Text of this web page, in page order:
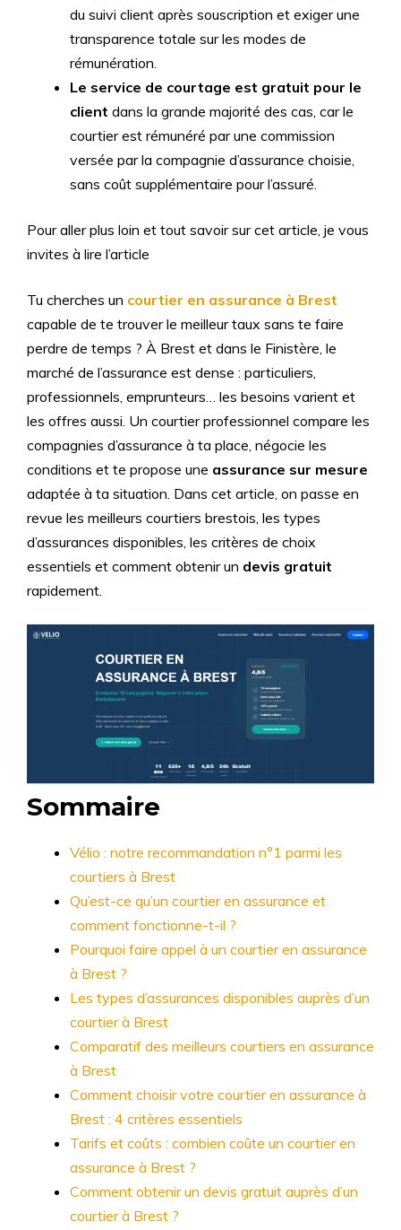
du suivi client après souscription et exiger une
transparence totale sur les modes de
rémunération.
Le service de courtage est gratuit pour le
client dans la grande majorité des cas, car le
courtier est rémunéré par une commission
versée par la compagnie d’assurance choisie,
sans coût supplémentaire pour l’assuré.
Pour aller plus loin et tout savoir sur cet article, je vous
invites à lire l’article
Tu cherches un courtier en assurance à Brest
capable de te trouver le meilleur taux sans te faire
perdre de temps ? À Brest et dans le Finistère, le
marché de l’assurance est dense : particuliers,
professionnels, emprunteurs… les besoins varient et
les offres aussi. Un courtier professionnel compare les
compagnies d’assurance à ta place, négocie les
conditions et te propose une assurance sur mesure
adaptée à ta situation. Dans cet article, on passe en
revue les meilleurs courtiers brestois, les types
d’assurances disponibles, les critères de choix
essentiels et comment obtenir un devis gratuit
rapidement.
Sommaire
Vélio : notre recommandation n°1 parmi les
courtiers à Brest
Qu’est-ce qu’un courtier en assurance et
comment fonctionne-t-il ?
Pourquoi faire appel à un courtier en assurance
à Brest ?
Les types d’assurances disponibles auprès d’un
courtier à Brest
Comparatif des meilleurs courtiers en assurance
à Brest
Comment choisir votre courtier en assurance à
Brest : 4 critères essentiels
Tarifs et coûts : combien coûte un courtier en
assurance à Brest ?
Comment obtenir un devis gratuit auprès d’un
courtier à Brest ?